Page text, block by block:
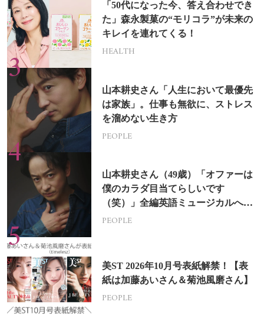
「50代になった今、答え合わせでき
た」森永製菓の“モリコラ”が未来の
キレイを連れてくる！
HEALTH
山本耕史さん「人生において最優先
は家族」。仕事も無欲に、ストレス
を溜めない生き方
PEOPLE
山本耕史さん（49歳）「オファーは
僕のカラダ目当てらしいです
（笑）」全編英語ミュージカルへの
挑戦
PEOPLE
美ST 2026年10月号表紙解禁！【表
紙は加藤あいさん＆菊池風磨さん】
PEOPLE